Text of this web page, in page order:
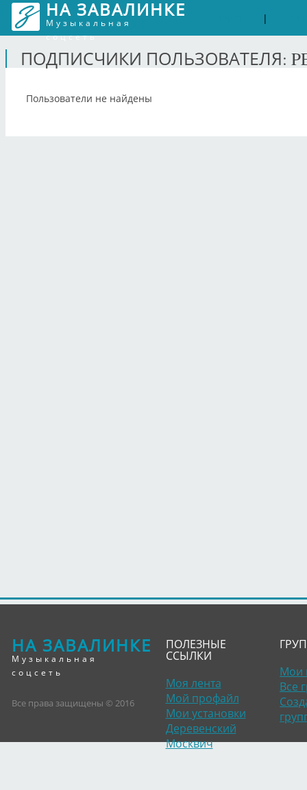
НА ЗАВАЛИНКЕ
Музыкальная
соцсеть
|
ПОДПИСЧИКИ ПОЛЬЗОВАТЕЛЯ:
Пользователи не найдены
НА ЗАВАЛИНКЕ
Музыкальная
соцсеть
Все права защищены © 2016
ПОЛЕЗНЫЕ
ССЫЛКИ
Моя лента
Мой профайл
Мои установки
Деревенский
Москвич
Мои
Все